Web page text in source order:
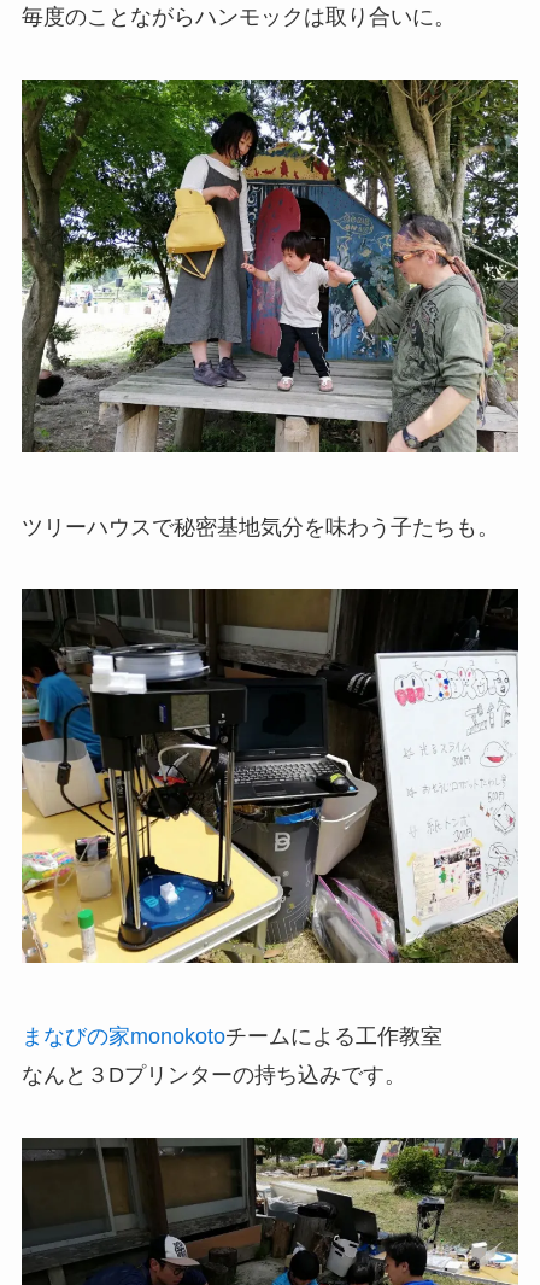
毎度のことながらハンモックは取り合いに。
ツリーハウスで秘密基地気分を味わう子たちも。
まなびの家monokotoチームによる工作教室
なんと３Dプリンターの持ち込みです。